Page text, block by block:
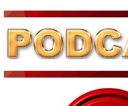
DIÁRIO DO NORDESTE -
PODCAST - PONTO DE VISTA
BRASIL DE FATO - ÚLTIMAS
NOTÍCIAS DESTAQUE DO DIA
BRASIL NOTÍCIAS
ÚLTIMAS NOTÍCIAS
NOTÍCIAS TAMBÉM NA TELA
BRASIL MUNDO AO VIVO
O MUNDO É NOTÍCIA